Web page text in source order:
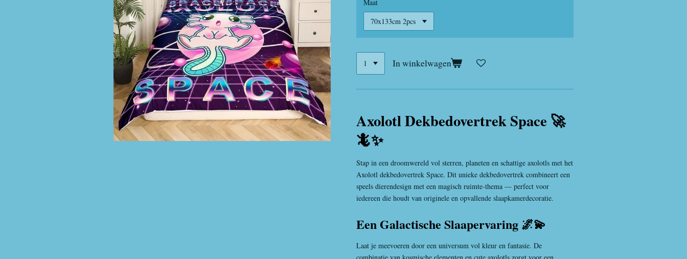
Maat
In winkelwagen
Axolotl Dekbedovertrek Space 🚀
🦎✨
Stap in een droomwereld vol sterren, planeten en schattige axolotls met het
Axolotl dekbedovertrek Space. Dit unieke dekbedovertrek combineert een
speels dierendesign met een magisch ruimte-thema — perfect voor
iedereen die houdt van originele en opvallende slaapkamerdecoratie.
Een Galactische Slaapervaring 🌌💫
Laat je meevoeren door een universum vol kleur en fantasie. De